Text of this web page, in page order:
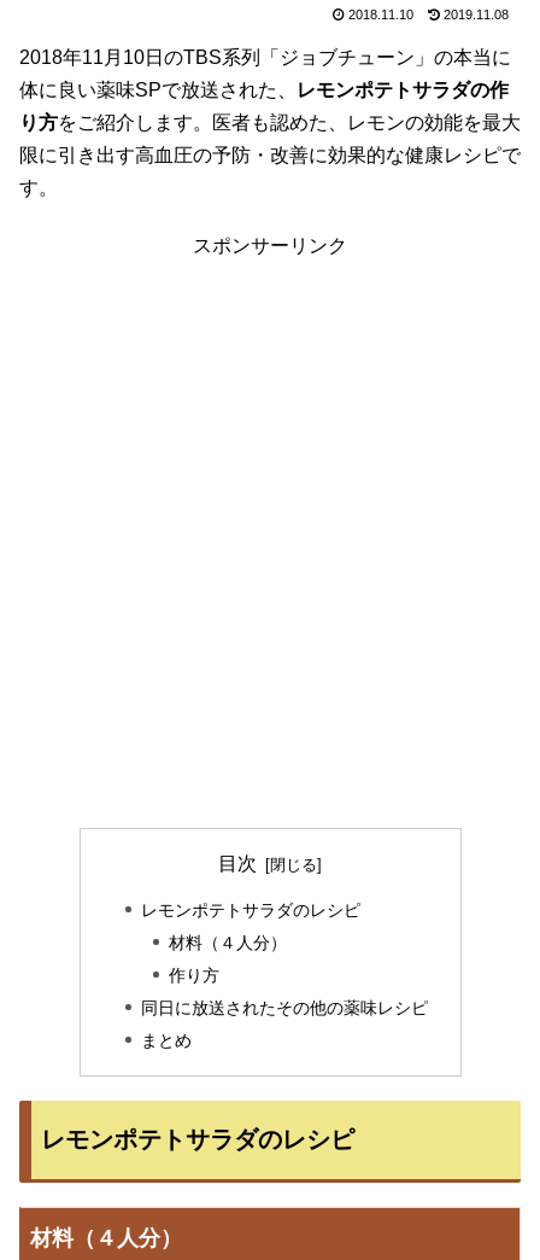
2018.11.10 2019.11.08
2018年11月10日のTBS系列「ジョブチューン」の本当に
体に良い薬味SPで放送された、
レモンポテトサラダの作
り方をご紹介します。医者も認めた、レモンの効能を最大
限に引き出す高血圧の予防・改善に効果的な健康レシピで
す。
スポンサーリンク
目次
レモンポテトサラダのレシピ
材料（４人分）
作り方
同日に放送されたその他の薬味レシピ
まとめ
レモンポテトサラダのレシピ
材料（４人分）